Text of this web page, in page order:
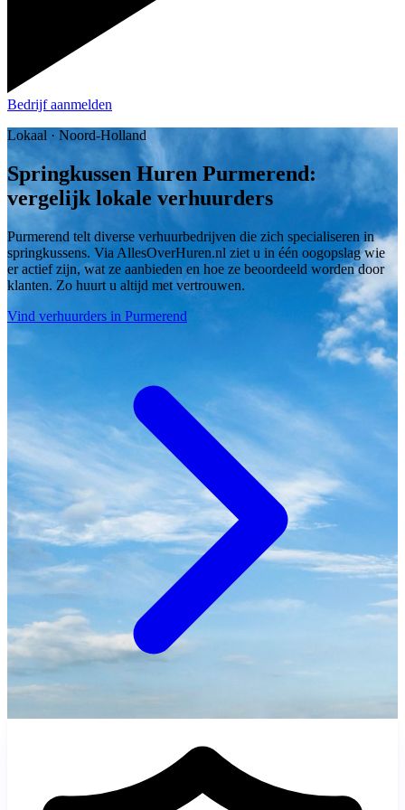
Bedrijf aanmelden
Lokaal · Noord-Holland
Springkussen Huren Purmerend:
vergelijk lokale verhuurders
Purmerend telt diverse verhuurbedrijven die zich specialiseren in
springkussens. Via AllesOverHuren.nl ziet u in één oogopslag wie
er actief zijn, wat ze aanbieden en hoe ze beoordeeld worden door
klanten. Zo huurt u altijd met vertrouwen.
Vind verhuurders in Purmerend